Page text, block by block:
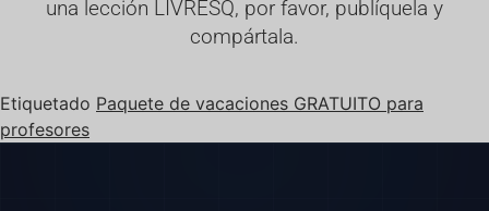
una lección LIVRESQ, por favor, publíquela y
compártala.
Etiquetado Paquete de vacaciones GRATUITO para
profesores